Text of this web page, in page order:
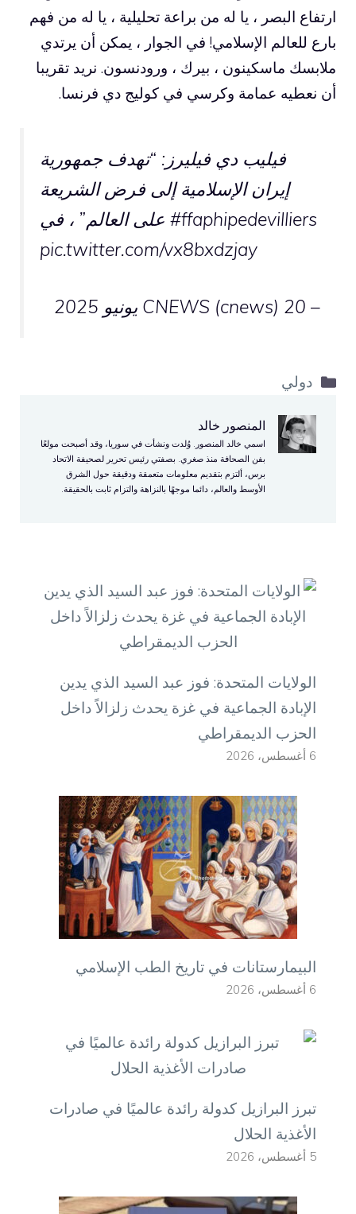
ارتفاع البصر ، يا له من براعة تحليلية ، يا له من فهم
بارع للعالم الإسلامي! في الجوار ، يمكن أن يرتدي
ملابسك ماسكينون ، بيرك ، ورودنسون. نريد تقريبا
أن نعطيه عمامة وكرسي في كوليج دي فرنسا.
فيليب دي فيليرز: “تهدف جمهورية
إيران الإسلامية إلى فرض الشريعة
#ffaphipedevilliers
pic.twitter.com/vx8bxdzjay
– CNEWS (cnews) 20 يونيو 2025
التصنيفات
دولي
المنصور خالد
اسمي خالد المنصور. وُلدت ونشأت في سوريا، وقد أصبحت مولعًا
بفن الصحافة منذ صغري. بصفتي رئيس تحرير لصحيفة الاتحاد
برس، ألتزم بتقديم معلومات متعمقة ودقيقة حول الشرق
الأوسط والعالم، دائما موجهًا بالنزاهة والتزام ثابت بالحقيقة.
الولايات المتحدة: فوز عبد السيد الذي يدين
الإبادة الجماعية في غزة يحدث زلزالاً داخل
الحزب الديمقراطي
6 أغسطس، 2026
البيمارستانات في تاريخ الطب الإسلامي
6 أغسطس، 2026
تبرز البرازيل كدولة رائدة عالميًا في صادرات
الأغذية الحلال
5 أغسطس، 2026